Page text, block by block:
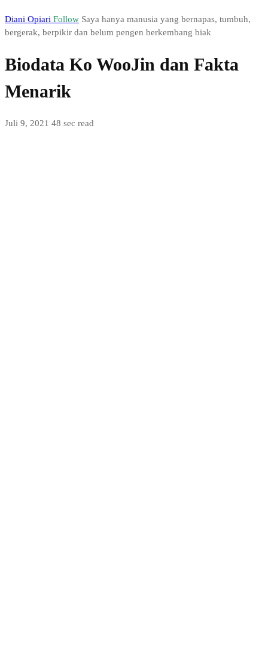
Diani Opiari Follow Saya hanya manusia yang bernapas, tumbuh,
bergerak, berpikir dan belum pengen berkembang biak
Biodata Ko WooJin dan Fakta
Menarik
Juli 9, 2021 48 sec read